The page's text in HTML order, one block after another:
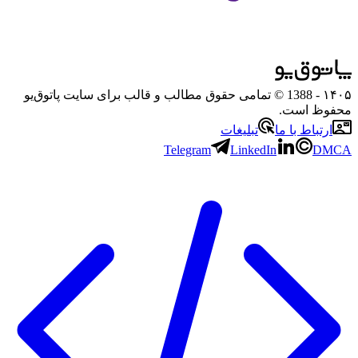
۱۴۰۵
- 1388 © تمامی حقوق مطالب و قالب برای سایت پاتوق‌یو
محفوظ است.
ارتباط با ما
تبلیغات
Telegram
LinkedIn DMCA